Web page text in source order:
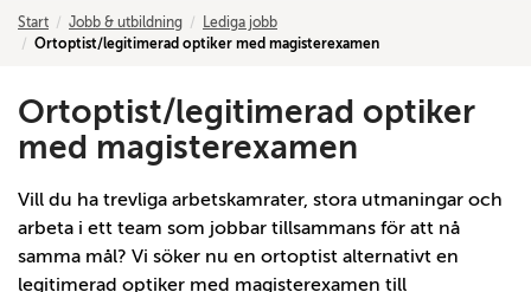
Start Jobb & utbildning
Lediga jobb
Ortoptist/legitimerad optiker med magisterexamen
Ortoptist/legitimerad optiker
med magisterexamen
Vill du ha trevliga arbetskamrater, stora utmaningar och
arbeta i ett team som jobbar tillsammans för att nå
samma mål? Vi söker nu en ortoptist alternativt en
legitimerad optiker med magisterexamen till